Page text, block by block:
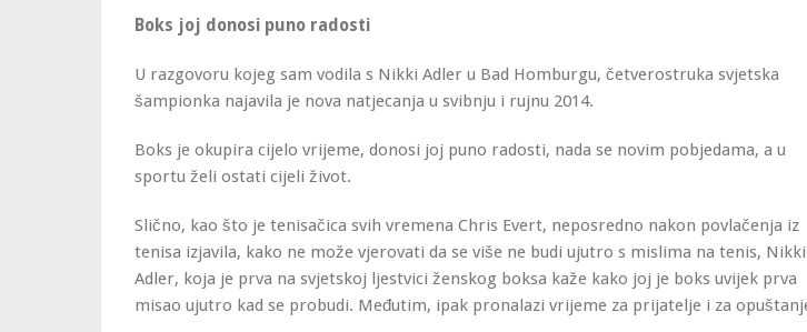
Boks joj donosi puno radosti
U razgovoru kojeg sam vodila s Nikki Adler u Bad Homburgu, četverostruka svjetska
šampionka najavila je nova natjecanja u svibnju i rujnu 2014.
Boks je okupira cijelo vrijeme, donosi joj puno radosti, nada se novim pobjedama, a u
sportu želi ostati cijeli život.
Slično, kao što je tenisačica svih vremena Chris Evert, neposredno nakon povlačenja iz
tenisa izjavila, kako ne može vjerovati da se više ne budi ujutro s mislima na tenis, Nikki
Adler, koja je prva na svjetskoj ljestvici ženskog boksa kaže kako joj je boks uvijek prva
misao ujutro kad se probudi. Međutim, ipak pronalazi vrijeme za prijatelje i za